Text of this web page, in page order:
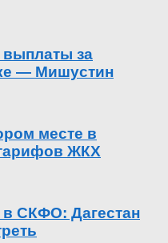
выплаты за
— Мишустин
месте в
ЖКХ
СКФО: Дагестан